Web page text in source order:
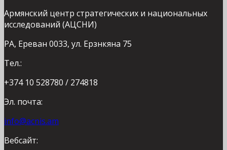
Армянский центр стратегических и национальных
исследований (АЦСНИ)
РА, Ереван 0033, ул. Ерзнкяна 75
Тел.:
+374 10 528780 / 274818
Эл. почта:
info@acnis.am
Вебсайт: